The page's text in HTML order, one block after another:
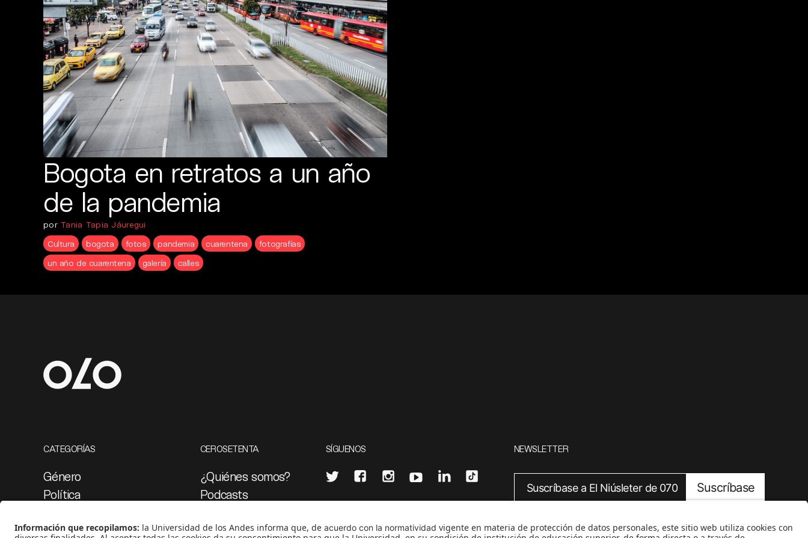
Bogota en retratos a un año
de la pandemia
porTania Tapia Jáuregui
Cultura
bogota fotos pandemia cuarentena
fotografías
un año de cuarentena
galería calles
CATEGORÍAS
Género
Política
Medio ambiente
CEROSETENTA
¿Quiénes somos?
Podcasts
Proyectos 070
SÍGUENOS NEWSLETTER
Suscríbase